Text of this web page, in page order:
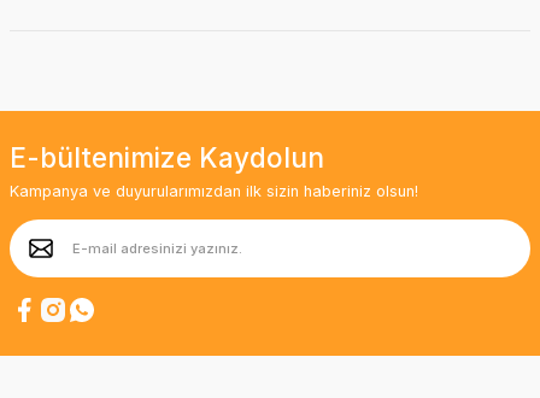
E-bültenimize Kaydolun
Kampanya ve duyurularımızdan ilk sizin haberiniz olsun!